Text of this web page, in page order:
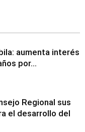
aumenta interés
por...
Regional sus
el desarrollo del